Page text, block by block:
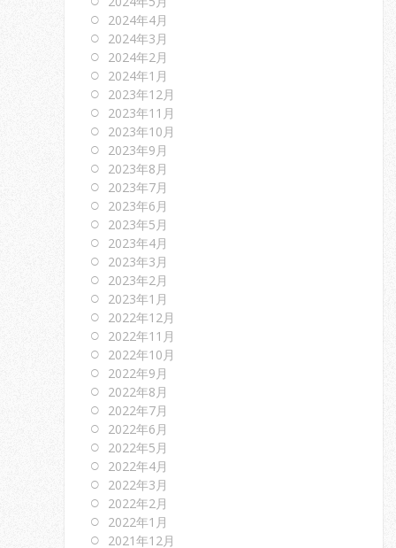
2024年4月
2024年3月
2024年2月
2024年1月
2023年12月
2023年11月
2023年10月
2023年9月
2023年8月
2023年7月
2023年6月
2023年5月
2023年4月
2023年3月
2023年2月
2023年1月
2022年12月
2022年11月
2022年10月
2022年9月
2022年8月
2022年7月
2022年6月
2022年5月
2022年4月
2022年3月
2022年2月
2022年1月
2021年12月